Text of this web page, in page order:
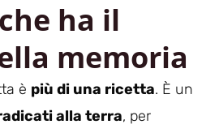
ha il
memoria
è più di una ricetta. È un
alla terra, per